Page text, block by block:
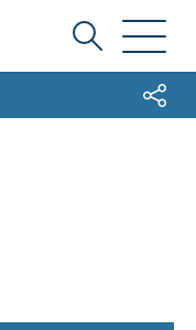
Ich
suche...Share